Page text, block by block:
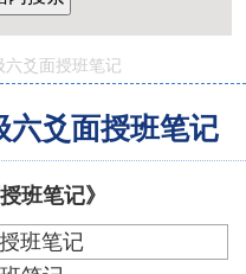
六爻面授班笔记
六爻面授班笔记
班笔记》